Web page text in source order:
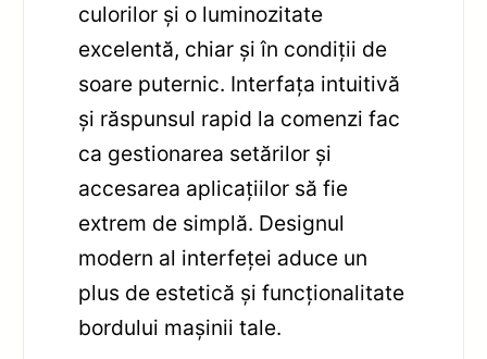
culorilor și o luminozitate
excelentă, chiar și în condiții de
soare puternic. Interfața intuitivă
și răspunsul rapid la comenzi fac
ca gestionarea setărilor și
accesarea aplicațiilor să fie
extrem de simplă. Designul
modern al interfeței aduce un
plus de estetică și funcționalitate
bordului mașinii tale.